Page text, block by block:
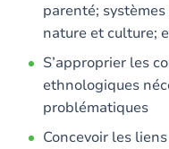
parenté;
nature et culture;
S’approprier les
ethnologiques
problématiques
Concevoir les